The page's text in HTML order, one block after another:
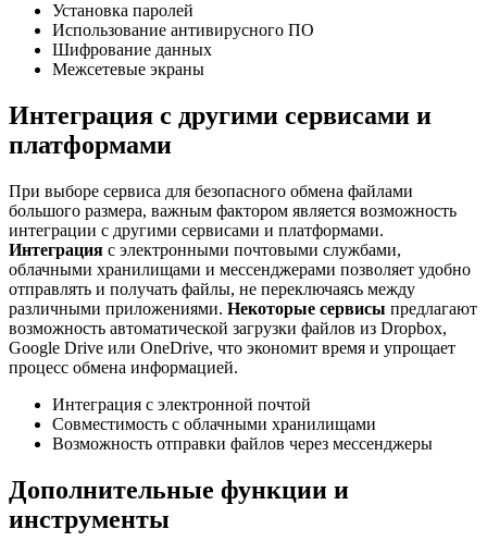
Установка паролей
Использование антивирусного ПО
Шифрование данных
Межсетевые экраны
Интеграция с другими сервисами и
платформами
При выборе сервиса для безопасного обмена файлами
большого размера, важным фактором является возможность
интеграции с другими сервисами и платформами.
Интеграция с электронными почтовыми службами,
облачными хранилищами и мессенджерами позволяет удобно
отправлять и получать файлы, не переключаясь между
различными приложениями. Некоторые сервисы предлагают
возможность автоматической загрузки файлов из Dropbox,
Google Drive или OneDrive, что экономит время и упрощает
процесс обмена информацией.
Интеграция с электронной почтой
Совместимость с облачными хранилищами
Возможность отправки файлов через мессенджеры
Дополнительные функции и
инструменты